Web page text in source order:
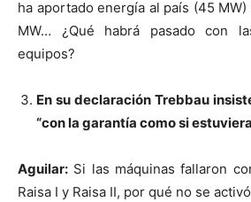
ha aportado energía al país (45
MW… ¿Qué habrá pasado con
equipos?
En su declaración Trebbau
“con la garantía como si
Aguilar: Si las máquinas fallaron
Raisa I y Raisa II, por qué no se